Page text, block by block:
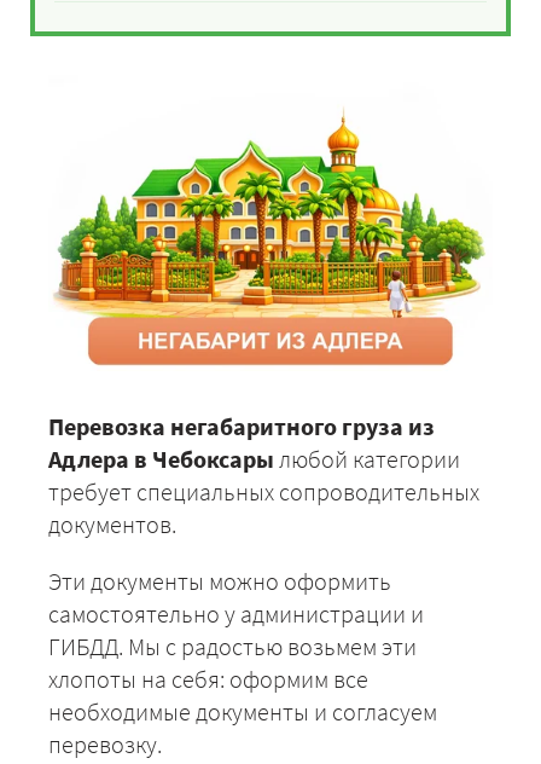
Перевозка негабаритного груза из
Адлера в Чебоксары любой категории
требует специальных сопроводительных
документов.
Эти документы можно оформить
самостоятельно у администрации и
ГИБДД. Мы с радостью возьмем эти
хлопоты на себя: оформим все
необходимые документы и согласуем
перевозку.